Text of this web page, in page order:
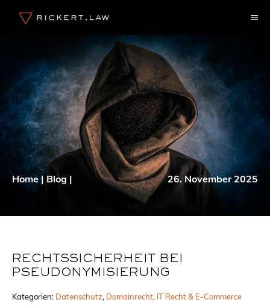
Inhalt
Home| Blog | 26. November 2025
RECHTSSICHERHEIT BEI
PSEUDONYMISIERUNG
Kategorien: Datenschutz, Domainrecht, IT Recht & E-Commerce